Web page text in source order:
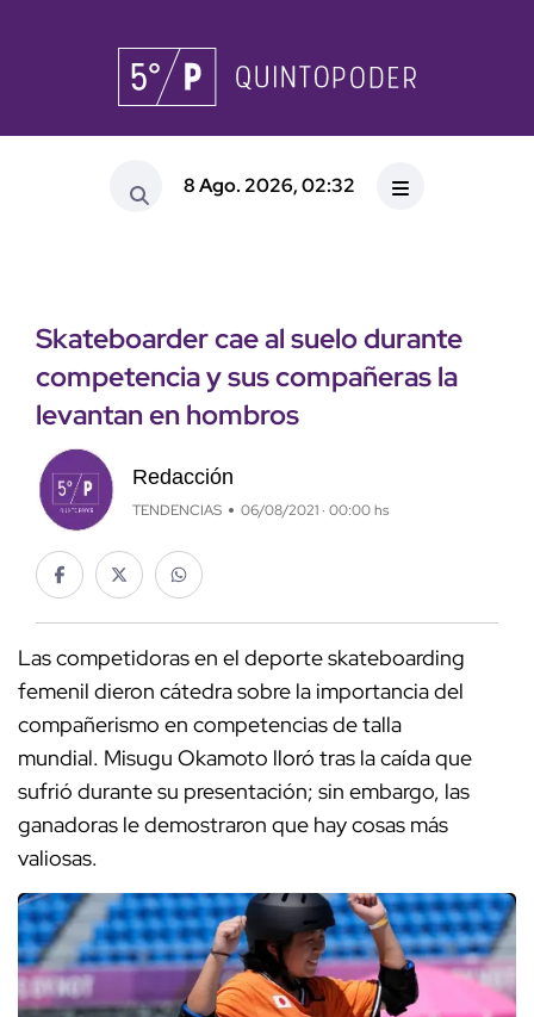
8 Ago. 2026, 02:32
Skateboarder cae al suelo durante
competencia y sus compañeras la
levantan en hombros
Redacción
TENDENCIAS 06/08/2021 · 00:00 hs
Las competidoras en el deporte skateboarding
femenil dieron cátedra sobre la importancia del
compañerismo en competencias de talla
mundial. Misugu Okamoto lloró tras la caída que
sufrió durante su presentación; sin embargo, las
ganadoras le demostraron que hay cosas más
valiosas.